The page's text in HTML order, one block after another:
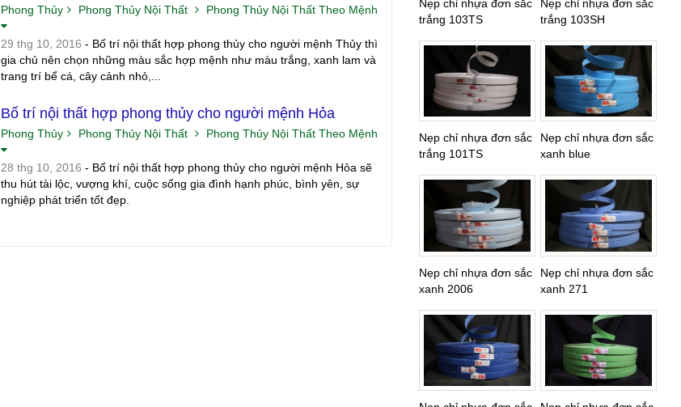
Phong Thủy Phong Thủy Nội Thất Phong Thủy Nội Thất Theo Mệnh
29 thg 10, 2016 - Bố trí nội thất hợp phong thủy cho người mệnh Thủy thì
gia chủ nên chọn những màu sắc hợp mệnh như màu trắng, xanh lam và
trang trí bể cá, cây cảnh nhỏ,...
Bố trí nội thất hợp phong thủy cho người mệnh Hỏa
Phong Thủy Phong Thủy Nội Thất Phong Thủy Nội Thất Theo Mệnh
28 thg 10, 2016 - Bố trí nội thất hợp phong thủy cho người mệnh Hỏa sẽ
thu hút tài lộc, vượng khí, cuộc sống gia đình hạnh phúc, bình yên, sự
nghiệp phát triển tốt đẹp.
Nẹp chỉ nhựa đơn sắc
trắng 103TS
Nẹp chỉ nhựa đơn sắc
trắng 103SH
Nẹp chỉ nhựa đơn sắc
trắng 101TS
Nẹp chỉ nhựa đơn sắc
xanh blue
Nẹp chỉ nhựa đơn sắc
xanh 2006
Nẹp chỉ nhựa đơn sắc
xanh 271